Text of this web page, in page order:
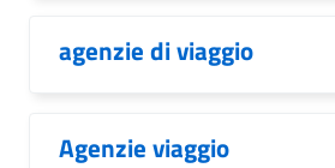
agenzie di viaggio
Agenzie viaggio